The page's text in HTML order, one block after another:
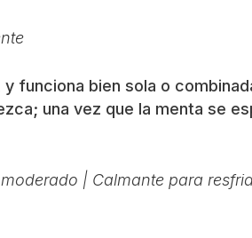
funciona bien sola o
una vez que la menta se
| Calmante para